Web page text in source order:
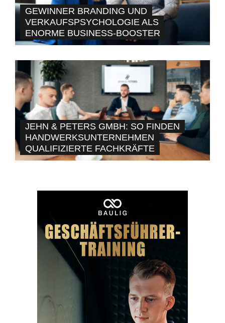
GEWINNER BRANDING UND
VERKAUFSPSYCHOLOGIE ALS
ENORME BUSINESS-BOOSTER
JEHN & PETERS GMBH: SO FINDEN
HANDWERKSUNTERNEHMEN
QUALIFIZIERTE FACHKRÄFTE